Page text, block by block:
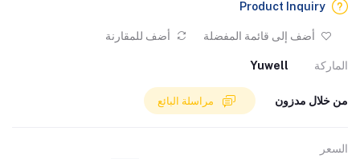
Product Inquiry
أضف إلى قائمة المفضلة أضف للمقارنة
الماركة Yuwell
من خلال مدزون
السعر